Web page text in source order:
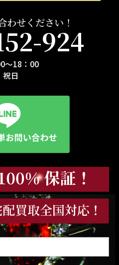
わせください！
924
～18：00
祝日